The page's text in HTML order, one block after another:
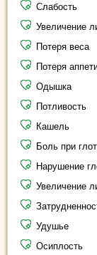
Слабость
Увеличение
Потеря веса
Потеря
Одышка
Потливость
Кашель
Боль при
Нарушение
Увеличение
Удушье
Осиплость